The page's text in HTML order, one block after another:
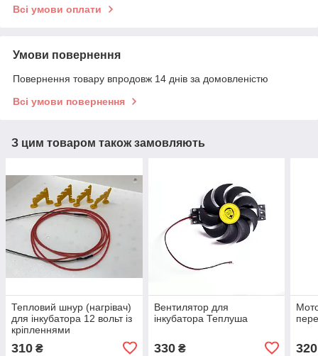
Всі умови оплати
Умови повернення
Повернення товару впродовж 14 днів за домовленістю
Всі умови повернення
З цим товаром також замовляють
Тепловий шнур (нагрівач)
для інкубатора 12 вольт із
кріпленнями
310 ₴
Вентилятор для
інкубатора Теплуша
330₴ 320